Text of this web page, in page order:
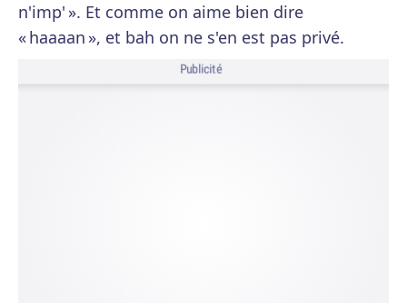
n'imp' ». Et comme on aime bien dire
« haaaan », et bah on ne s'en est pas privé.
Publicité